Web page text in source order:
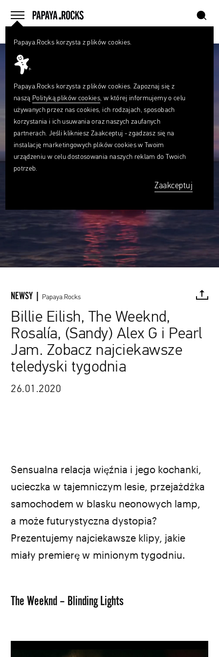
menu
home szukaj
NEWSY | Papaya.Rocks
Billie Eilish, The Weeknd,
Rosalía, (Sandy) Alex G i Pearl
Jam. Zobacz najciekawsze
teledyski tygodnia
26.01.2020
FACEBOOK TWITTER PINTEREST
Sensualna relacja więźnia i jego kochanki,
ucieczka w tajemniczym lesie, przejażdżka
samochodem w blasku neonowych lamp,
a może futurystyczna dystopia?
Prezentujemy najciekawsze klipy, jakie
miały premierę w minionym tygodniu.
The Weeknd – Blinding Lights
Papaya.Rocks korzysta z plików cookies.
Papaya.Rocks korzysta z plików cookies. Zapoznaj się z
naszą Polityką plików cookies, w której informujemy o celu
używanych przez nas cookies, ich rodzajach, sposobach
korzystania i ich usuwania oraz naszych zaufanych
partnerach. Jeśli klikniesz Zaakceptuj - zgadzasz się na
instalację marketingowych plików cookies w Twoim
urządzeniu w celu dostosowania naszych reklam do Twoich
potrzeb.
Zaakceptuj
Czego
szukasz?